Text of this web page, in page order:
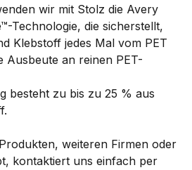
wir mit Stolz die Avery
Technologie, die sicherstellt,
Klebstoff jedes Mal vom PET
Ausbeute an reinen PET-
besteht zu bis zu 25 % aus
weiteren Firmen oder
kontaktiert uns einfach per